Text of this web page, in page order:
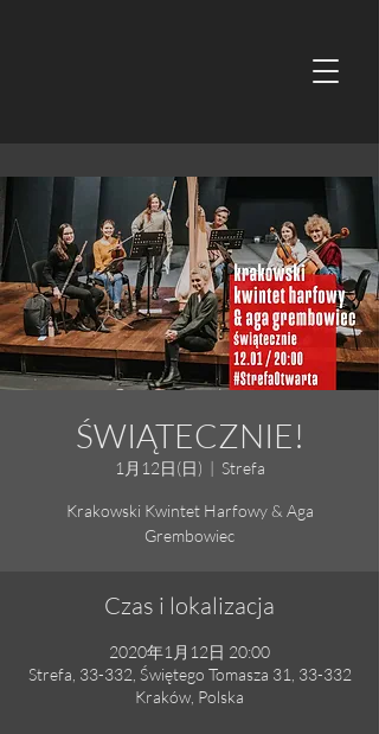
ŚWIĄTECZNIE!
1月12日(日)
  |
Strefa
Krakowski Kwintet Harfowy & Aga
Grembowiec
Czas i lokalizacja
2020年1月12日 20:00
Strefa, 33-332, Świętego Tomasza 31, 33-332
Kraków, Polska